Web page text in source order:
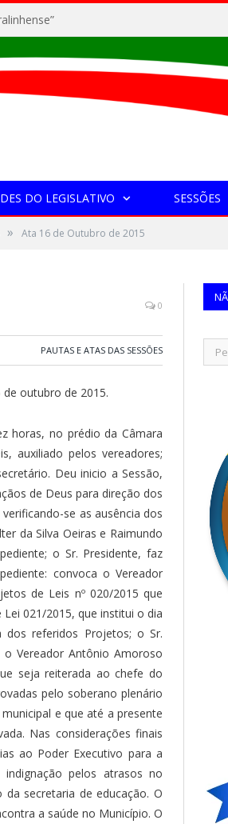
DO LEGISLATIVO SESSÕES
» Ata 16 de Outubro de 2015
0
PAUTAS E ATAS DAS SESSÕES
outubro de 2015.
horas, no prédio da Câmara
auxiliado pelos vereadores;
Deu inicio a Sessão,
de Deus para direção dos
se as ausência dos
da Silva Oeiras e Raimundo
o Sr. Presidente, faz
convoca o Vereador
de Leis nº 020/2015 que
Lei 021/2015, que institui o dia
dos referidos Projetos; o Sr.
o Vereador Antônio Amoroso
seja reiterada ao chefe do
pelo soberano plenário
e que até a presente
Nas considerações finais
ao Poder Executivo para a
pelos atrasos no
secretaria de educação. O
a saúde no Município. O